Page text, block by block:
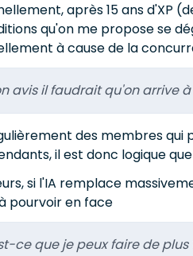
après 15 ans d'XP
qu'on me propose se
à cause de la
avis il faudrait qu'on arrive
des membres qui
il est donc logique
si l'IA remplace
pourvoir en face
ce que je peux faire de plus